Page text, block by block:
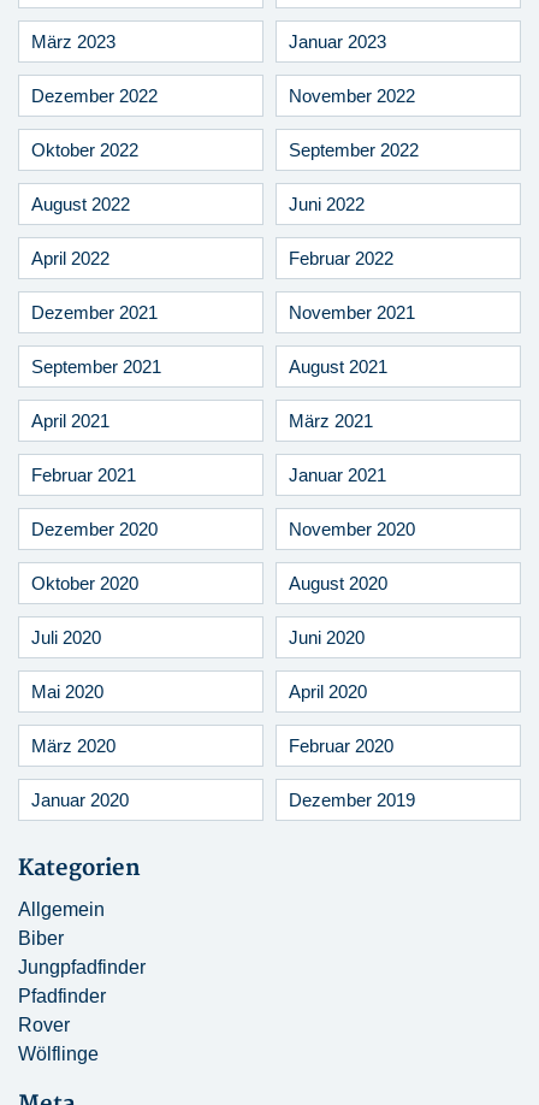
März 2023 Januar 2023
Dezember 2022 November 2022
Oktober 2022 September 2022
August 2022 Juni 2022
April 2022 Februar 2022
Dezember 2021 November 2021
September 2021 August 2021
April 2021 März 2021
Februar 2021 Januar 2021
Dezember 2020 November 2020
Oktober 2020 August 2020
Juli 2020 Juni 2020
Mai 2020 April 2020
März 2020 Februar 2020
Januar 2020 Dezember 2019
Kategorien
Allgemein
Biber
Jungpfadfinder
Pfadfinder
Rover
Wölflinge